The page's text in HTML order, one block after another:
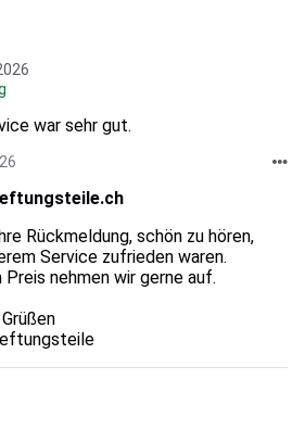
war sehr gut.
Rückmeldung, schön zu hören,
Service zufrieden waren.
Preis nehmen wir gerne auf.